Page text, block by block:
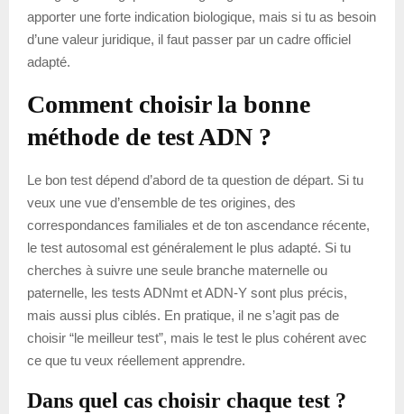
apporter une forte indication biologique, mais si tu as besoin
d’une valeur juridique, il faut passer par un cadre officiel
adapté.
Comment choisir la bonne
méthode de test ADN ?
Le bon test dépend d’abord de ta question de départ. Si tu
veux une vue d’ensemble de tes origines, des
correspondances familiales et de ton ascendance récente,
le test autosomal est généralement le plus adapté. Si tu
cherches à suivre une seule branche maternelle ou
paternelle, les tests ADNmt et ADN-Y sont plus précis,
mais aussi plus ciblés. En pratique, il ne s’agit pas de
choisir “le meilleur test”, mais le test le plus cohérent avec
ce que tu veux réellement apprendre.
Dans quel cas choisir chaque test ?